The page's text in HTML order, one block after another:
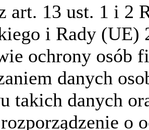
art. 13 ust. 1 i 2
i Rady (UE)
ochrony osób
danych
takich danych
o